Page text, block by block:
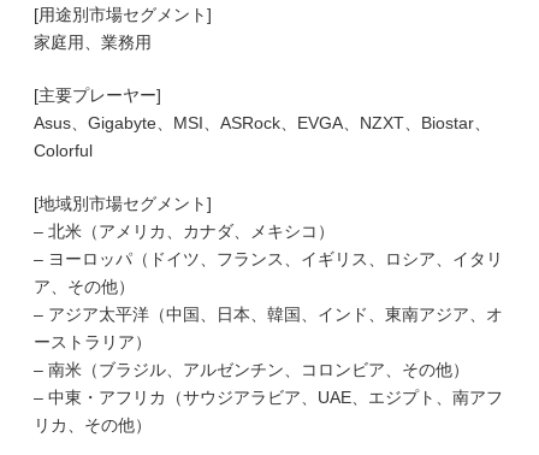
[用途別市場セグメント]
家庭用、業務用
[主要プレーヤー]
Asus、Gigabyte、MSI、ASRock、EVGA、NZXT、Biostar、
Colorful
[地域別市場セグメント]
– 北米（アメリカ、カナダ、メキシコ）
– ヨーロッパ（ドイツ、フランス、イギリス、ロシア、イタリ
ア、その他）
– アジア太平洋（中国、日本、韓国、インド、東南アジア、オ
ーストラリア）
– 南米（ブラジル、アルゼンチン、コロンビア、その他）
– 中東・アフリカ（サウジアラビア、UAE、エジプト、南アフ
リカ、その他）